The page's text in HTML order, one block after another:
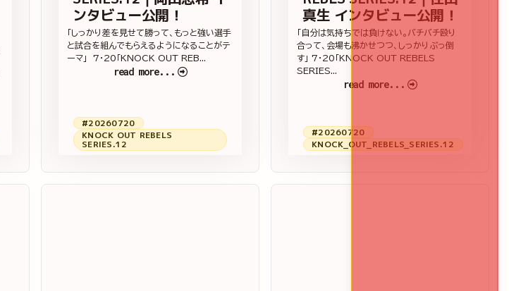
ンタビュー公開！
「しっかり差を見せて勝って、もっと強い選手
と試合を組んでもらえるようになることがテ
ーマ」 7・20「KNOCK OUT REB...
read more...
#20260720
KNOCK OUT REBELS
SERIES.12
真生 インタビュー公開！
「自分は気持ちでは負けない。バチバチ殴り
合って、会場も沸かせつつ、しっかりぶっ倒
す」 7・20「KNOCK OUT REBELS
SERIES...
read more...
#20260720
KNOCK_OUT_REBELS_SERIES.12